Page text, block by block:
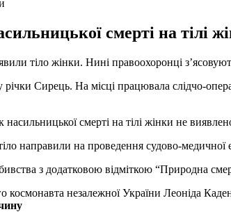
смерті на тілі
тіло жінки. Нині правоохоронці
Сирець. На місці працювала слідчо-
смерті на тілі жінки не
направили на проведення судово-
з додатковою відміткою “Природна
незалежної України Леоніда